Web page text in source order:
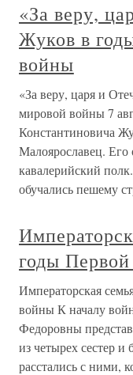
«За веру,
Жуков в
войны
«За веру, царя и
мировой войны 7
Константиновича
Малоярославец. Его
кавалерийский
обучались пешему
годы
Императорская
войны К началу
Федоровны
из четырех сестер и
расстались с ними,